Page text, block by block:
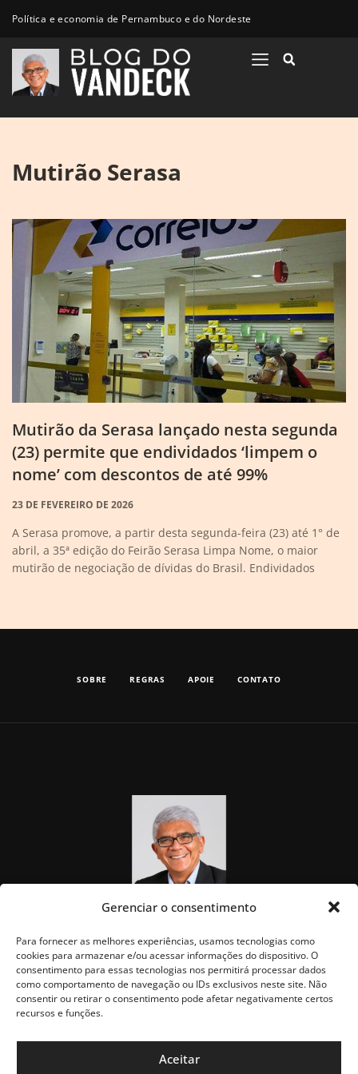
Gerenciar o consentimento
Para fornecer as melhores experiências, usamos tecnologias como
cookies para armazenar e/ou acessar informações do dispositivo. O
consentimento para essas tecnologias nos permitirá processar dados
como comportamento de navegação ou IDs exclusivos neste site. Não
consentir ou retirar o consentimento pode afetar negativamente certos
recursos e funções.
Aceitar
Política e economia de Pernambuco e do Nordeste
Mutirão Serasa
Mutirão da Serasa lançado nesta segunda
(23) permite que endividados ‘limpem o
nome’ com descontos de até 99%
23 DE FEVEREIRO DE 2026
A Serasa promove, a partir desta segunda-feira (23) até 1° de
abril, a 35ª edição do Feirão Serasa Limpa Nome, o maior
mutirão de negociação de dívidas do Brasil. Endividados
SOBRE REGRAS APOIE CONTATO